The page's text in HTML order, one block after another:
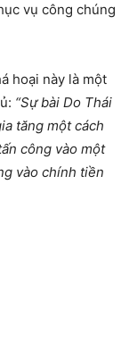
vụ công chúng
hoại này là một
“Sự bài Do Thái
tăng một cách
công vào một
vào chính tiền